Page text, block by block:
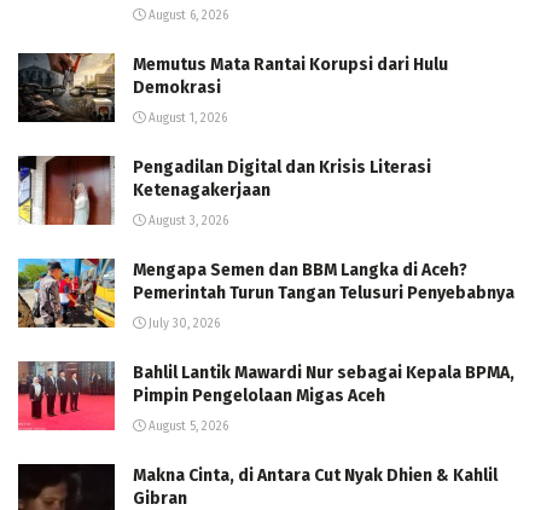
August 6, 2026
Memutus Mata Rantai Korupsi dari Hulu
Demokrasi
August 1, 2026
Pengadilan Digital dan Krisis Literasi
Ketenagakerjaan
August 3, 2026
Mengapa Semen dan BBM Langka di Aceh?
Pemerintah Turun Tangan Telusuri Penyebabnya
July 30, 2026
Bahlil Lantik Mawardi Nur sebagai Kepala BPMA,
Pimpin Pengelolaan Migas Aceh
August 5, 2026
Makna Cinta, di Antara Cut Nyak Dhien & Kahlil
Gibran